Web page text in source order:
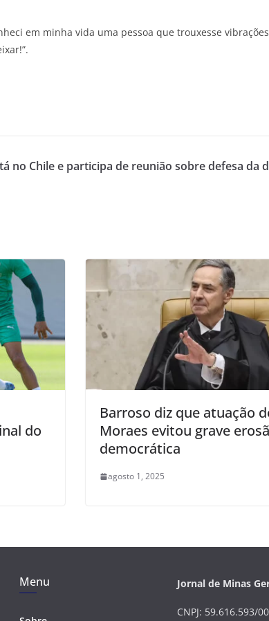
em minha vida uma pessoa que trouxesse
no Chile e participa de reunião sobre defesa da
do
Barroso diz que atuação
Moraes evitou grave
democrática
agosto 1, 2025
Menu Jornal de Minas
CNPJ: 59.616.593/